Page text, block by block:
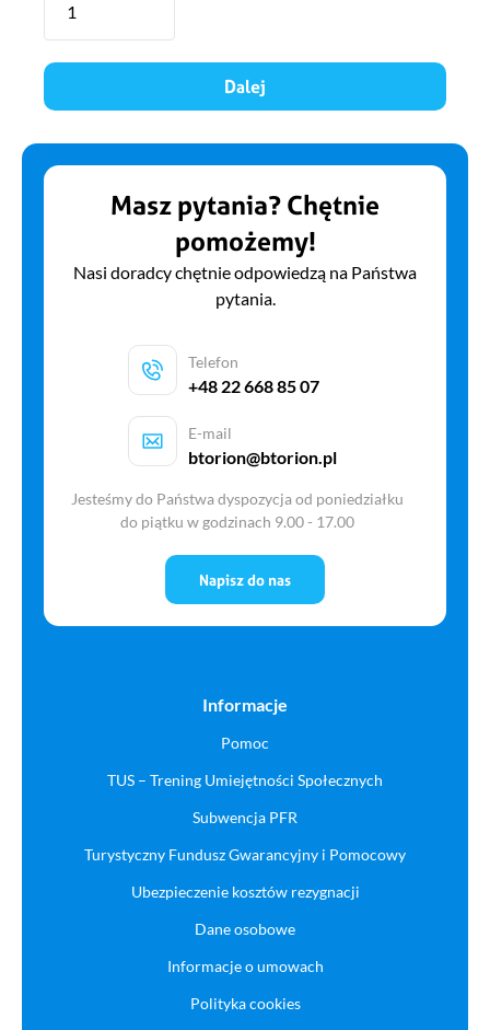
Dalej
Masz pytania? Chętnie
pomożemy!
Nasi doradcy chętnie odpowiedzą na Państwa
pytania.
Telefon
+48 22 668 85 07
E-mail
btorion@btorion.pl
Jesteśmy do Państwa dyspozycja od poniedziałku
do piątku w godzinach 9.00 - 17.00
Napisz do nas
Informacje
Pomoc
TUS – Trening Umiejętności Społecznych
Subwencja PFR
Turystyczny Fundusz Gwarancyjny i Pomocowy
Ubezpieczenie kosztów rezygnacji
Dane osobowe
Informacje o umowach
Polityka cookies